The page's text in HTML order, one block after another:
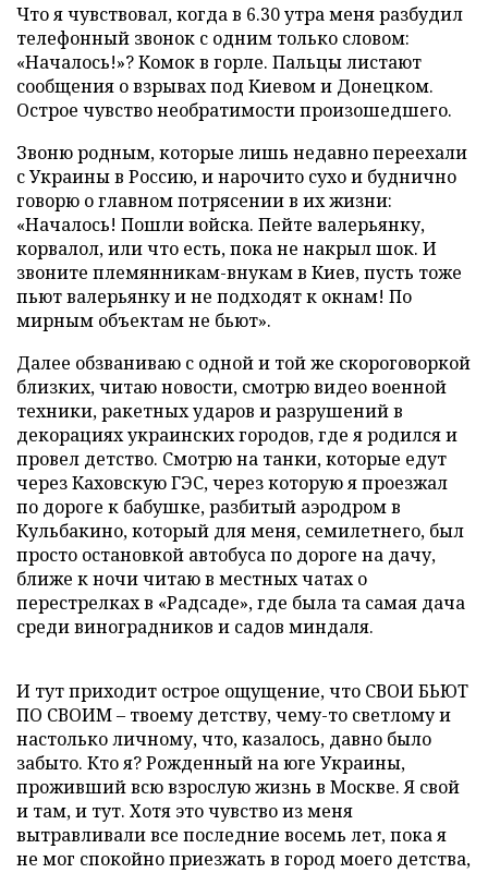
Что я чувствовал, когда в 6.30 утра меня разбудил
телефонный звонок с одним только словом:
«Началось!»? Комок в горле. Пальцы листают
сообщения о взрывах под Киевом и Донецком.
Острое чувство необратимости произошедшего.
Звоню родным, которые лишь недавно переехали
с Украины в Россию, и нарочито сухо и буднично
говорю о главном потрясении в их жизни:
«Началось! Пошли войска. Пейте валерьянку,
корвалол, или что есть, пока не накрыл шок. И
звоните племянникам-внукам в Киев, пусть тоже
пьют валерьянку и не подходят к окнам! По
мирным объектам не бьют».
Далее обзваниваю с одной и той же скороговоркой
близких, читаю новости, смотрю видео военной
техники, ракетных ударов и разрушений в
декорациях украинских городов, где я родился и
провел детство. Смотрю на танки, которые едут
через Каховскую ГЭС, через которую я проезжал
по дороге к бабушке, разбитый аэродром в
Кульбакино, который для меня, семилетнего, был
просто остановкой автобуса по дороге на дачу,
ближе к ночи читаю в местных чатах о
перестрелках в «Радсаде», где была та самая дача
среди виноградников и садов миндаля.
И тут приходит острое ощущение, что СВОИ БЬЮТ
ПО СВОИМ – твоему детству, чему-то светлому и
настолько личному, что, казалось, давно было
забыто. Кто я? Рожденный на юге Украины,
проживший всю взрослую жизнь в Москве. Я свой
и там, и тут. Хотя это чувство из меня
вытравливали все последние восемь лет, пока я
не мог спокойно приезжать в город моего детства,